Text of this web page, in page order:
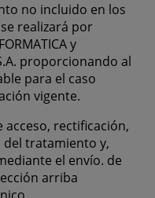
no incluido en los
realizará por
y
proporcionando al
para el caso
vigente.
rectificación,
tratamiento y,
el envío. de
arriba